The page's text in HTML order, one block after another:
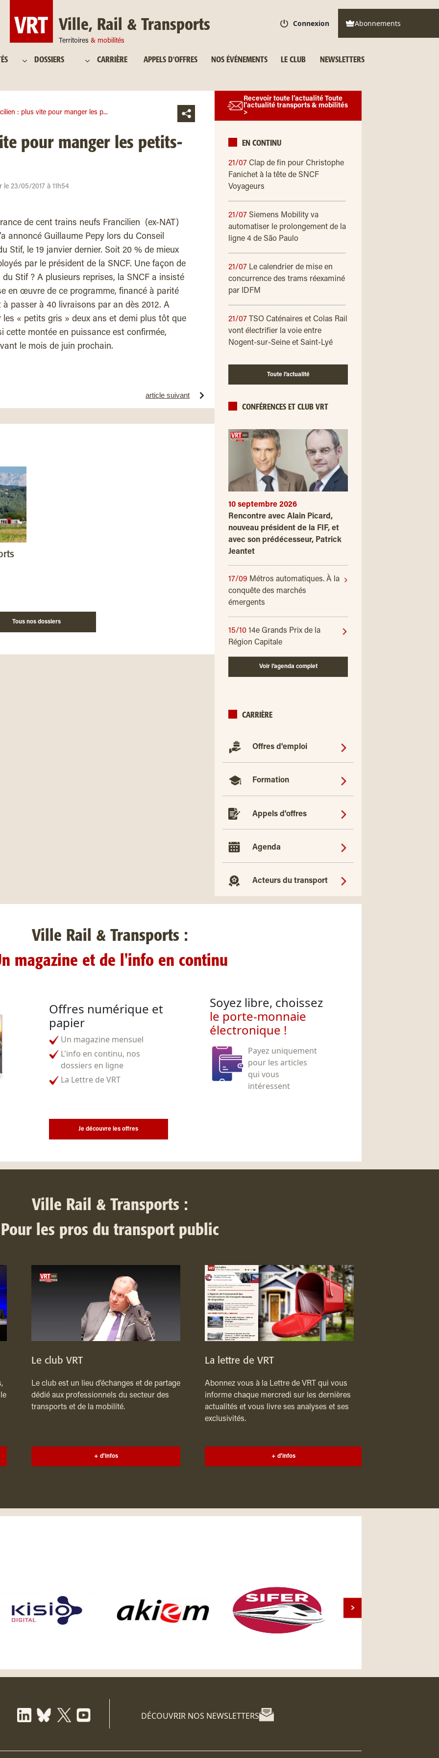
Ville, Rail & Transports
Territoires & mobilités
Connexion Abonnements
DOSSIERS CARRIÈRE APPELS D'OFFRES NOS ÉVÉNEMENTS LE CLUB NEWSLETTERS
: plus vite pour manger les p...
pour manger les petits-
le 23/05/2017 à 11h54
de cent trains neufs Francilien (ex-NAT)
annoncé Guillaume Pepy lors du Conseil
Stif, le 19 janvier dernier. Soit 20 % de mieux
par le président de la SNCF. Une façon de
Stif ? A plusieurs reprises, la SNCF a insisté
en œuvre de ce programme, financé à parité
passer à 40 livraisons par an dès 2012. A
« petits gris » deux ans et demi plus tôt que
cette montée en puissance est confirmée,
le mois de juin prochain.
article suivant
Tous nos dossiers
Recevoir toute l’actualité Toute
l'actualité transports & mobilités
>
EN CONTINU
21/07 Clap de fin pour Christophe
Fanichet à la tête de SNCF
Voyageurs
21/07 Siemens Mobility va
automatiser le prolongement de la
ligne 4 de São Paulo
21/07 Le calendrier de mise en
concurrence des trams réexaminé
par IDFM
21/07
TSO Caténaires et Colas Rail
vont électrifier la voie entre
Nogent-sur-Seine et Saint-Lyé
Toute l’actualité
CONFÉRENCES ET CLUB VRT
10 septembre 2026
Rencontre avec Alain Picard,
nouveau président de la FIF, et
avec son prédécesseur, Patrick
Jeantet
17/09 Métros automatiques. À la
conquête des marchés
émergents
15/10 14e Grands Prix de la
Région Capitale
Voir l’agenda complet
CARRIÈRE
Offres d'emploi
Formation
Appels d'offres
Agenda
Acteurs du transport
Ville Rail & Transports :
magazine et de l'info en continu
Offres numérique et
papier
Un magazine mensuel
L'info en continu, nos
dossiers en ligne
La Lettre de VRT
Soyez libre, choissez
le porte-monnaie
électronique !
Payez uniquement
pour les articles
qui vous
intéressent
Je découvre les offres
Ville Rail & Transports :
Pour les pros du transport public
Le club VRT
Le club est un lieu d’échanges et de partage
dédié aux professionnels du secteur des
transports et de la mobilité.
+ d'infos
La lettre de VRT
Abonnez vous à la Lettre de VRT qui vous
informe chaque mercredi sur les dernières
actualités et vous livre ses analyses et ses
exclusivités.
+ d'infos
DÉCOUVRIR NOS NEWSLETTERS